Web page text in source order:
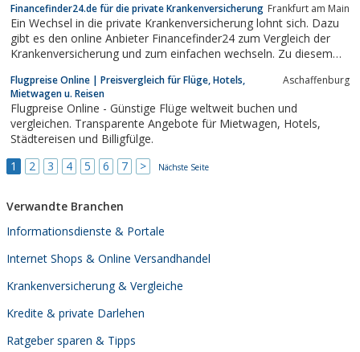
Kaufempfehlungen. Wer online bestellen möchte und keine Lust
auf endlos lange Recherchen hat kann...
Financefinder24.de für die private Krankenversicherung Frankfurt am Main
Ein Wechsel in die private Krankenversicherung lohnt sich. Dazu
gibt es den online Anbieter Financefinder24 zum Vergleich der
Krankenversicherung und zum einfachen wechseln. Zu diesem
Flugpreise Online | Preisvergleich für Flüge, Hotels,
Mietwagen u. Reisen
Aschaffenburg
Flugpreise Online - Günstige Flüge weltweit buchen und
vergleichen. Transparente Angebote für Mietwagen, Hotels,
Städtereisen und Billigfülge.
1
2 3 4 5 6 7 > Nächste Seite
Verwandte Branchen
Informationsdienste & Portale
Internet Shops & Online Versandhandel
Krankenversicherung & Vergleiche
Kredite & private Darlehen
Ratgeber sparen & Tipps